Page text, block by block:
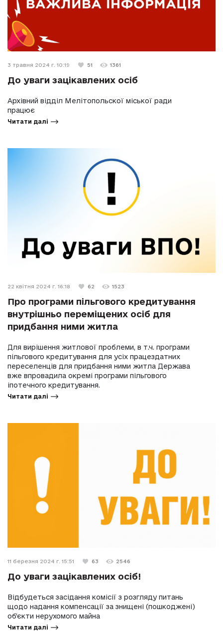
3 травня 2024 г. 10:19 51 1361
До уваги зацікавлених осіб
Архівний відділ Мелітопольскої міської ради
працює
Читати далі
22 квітня 2024 г. 16:18 62 1523
Про програми пільгового кредитування
внутрішньо переміщених осіб для
придбання ними житла
Для вирішення житлової проблеми, в т.ч. програми
пільгового кредитування для усіх працездатних
переселенців для придбання ними житла Держава
вже впровадила окремі програми пільгового
іпотечного кредитування.
Читати далі
11 березня 2024 г. 15:51 63 2546
До уваги зацікавлених осіб!
Відбудеться засідання комісії з розгляду питань
щодо надання компенсації за знищені (пошкоджені)
об’єкти нерухомого майна
Читати далі